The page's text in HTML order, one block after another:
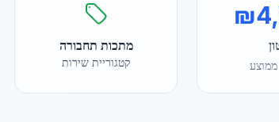
₪
מתכות תחבורה
קטגוריית שירות